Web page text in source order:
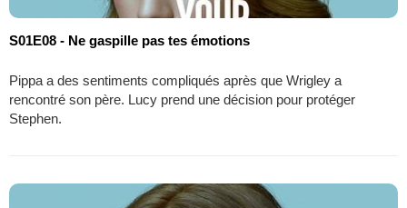
S01E08 - Ne gaspille pas tes émotions
Pippa a des sentiments compliqués après que Wrigley a
rencontré son père. Lucy prend une décision pour protéger
Stephen.